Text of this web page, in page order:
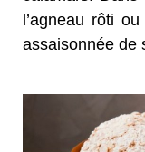
l’agneau rôti
assaisonnée de